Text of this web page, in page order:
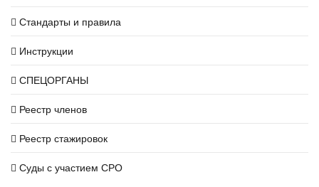
Стандарты и правила
Инструкции
СПЕЦОРГАНЫ
Реестр членов
Реестр стажировок
Суды с участием СРО